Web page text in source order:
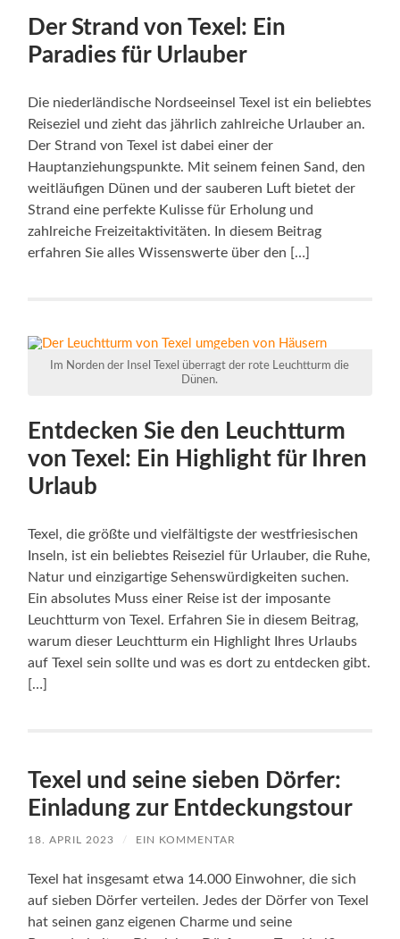
Der Strand von Texel: Ein
Paradies für Urlauber
Die niederländische Nordseeinsel Texel ist ein beliebtes
Reiseziel und zieht das jährlich zahlreiche Urlauber an.
Der Strand von Texel ist dabei einer der
Hauptanziehungspunkte. Mit seinem feinen Sand, den
weitläufigen Dünen und der sauberen Luft bietet der
Strand eine perfekte Kulisse für Erholung und
zahlreiche Freizeitaktivitäten. In diesem Beitrag
erfahren Sie alles Wissenswerte über den […]
Im Norden der Insel Texel überragt der rote Leuchtturm die
Dünen.
Entdecken Sie den Leuchtturm
von Texel: Ein Highlight für Ihren
Urlaub
Texel, die größte und vielfältigste der westfriesischen
Inseln, ist ein beliebtes Reiseziel für Urlauber, die Ruhe,
Natur und einzigartige Sehenswürdigkeiten suchen.
Ein absolutes Muss einer Reise ist der imposante
Leuchtturm von Texel. Erfahren Sie in diesem Beitrag,
warum dieser Leuchtturm ein Highlight Ihres Urlaubs
auf Texel sein sollte und was es dort zu entdecken gibt.
[…]
Texel und seine sieben Dörfer:
Einladung zur Entdeckungstour
18. APRIL 2023 / EIN KOMMENTAR
Texel hat insgesamt etwa 14.000 Einwohner, die sich
auf sieben Dörfer verteilen. Jedes der Dörfer von Texel
hat seinen ganz eigenen Charme und seine